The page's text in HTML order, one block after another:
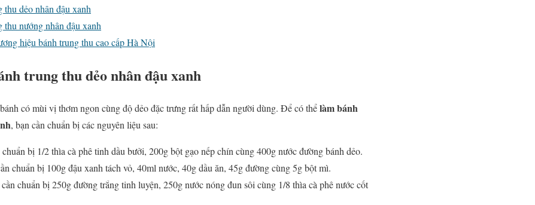
dẻo nhân đậu xanh
nướng nhân đậu xanh
hiệu bánh trung thu cao cấp Hà Nội
trung thu dẻo nhân đậu xanh
có mùi vị thơm ngon cùng độ dẻo đặc trưng rất hấp dẫn người dùng. Để có thểlàm bánh
, bạn cần chuẩn bị các nguyên liệu sau:
bị 1/2 thìa cà phê tinh dầu bưởi, 200g bột gạo nếp chín cùng 400g nước đường bánh dẻo.
chuẩn bị 100g đậu xanh tách vỏ, 40ml nước, 40g dầu ăn, 45g đường cùng 5g bột mì.
chuẩn bị 250g đường trắng tinh luyện, 250g nước nóng đun sôi cùng 1/8 thìa cà phê nước cốt